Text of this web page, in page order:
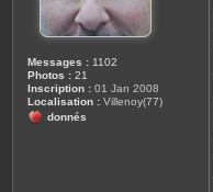
Messages : 1102
Photos : 21
Inscription : 01 Jan 2008
Localisation : Villenoy(77)
donnés